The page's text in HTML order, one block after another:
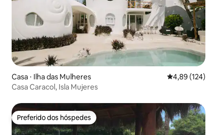
Casa ⋅ Ilha das Mulheres 4,89 de uma
4,89 (124)
Casa Caracol, Isla Mujeres
Preferido dos hóspedes
Preferido dos hóspedes